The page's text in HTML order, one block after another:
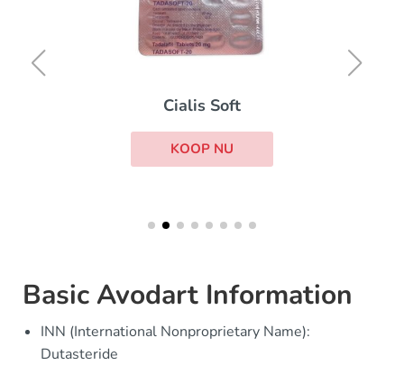
Cialis Soft
KOOP NU
Basic Avodart Information
INN (International Nonproprietary Name):
Dutasteride